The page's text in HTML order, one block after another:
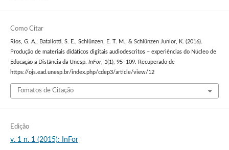
Como Citar
Rios, G. A., Bataliotti, S. E., Schlünzen, E. T. M., & Schlünzen Junior, K. (2016).
Produção de materiais didáticos digitais audiodescritos – experiências do Núcleo de
Educação a Distância da Unesp. InFor, 1(1), 95–109. Recuperado de
https://ojs.ead.unesp.br/index.php/cdep3/article/view/12
Fomatos de Citação
Edição
v. 1 n. 1 (2015): InFor